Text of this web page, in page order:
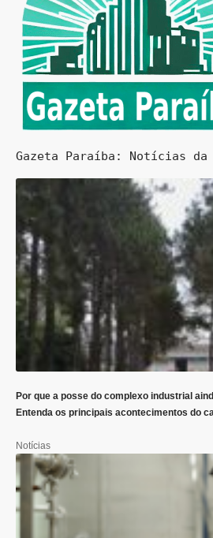
Gazeta Paraíba: Notícias
Por que a posse do complexo industrial
Entenda os principais acontecimentos do
Notícias